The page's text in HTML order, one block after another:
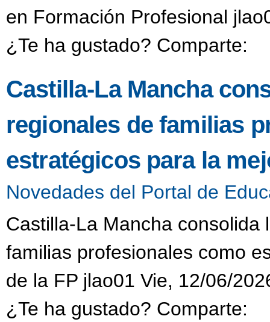
en Formación Profesional
¿Te ha gustado? Comparte:
Castilla-La Mancha
regionales de familias
estratégicos para la
Novedades del Portal de
Castilla-La Mancha
familias profesionales como
de la FP jlao01 Vie, 12/06/
¿Te ha gustado? Comparte: